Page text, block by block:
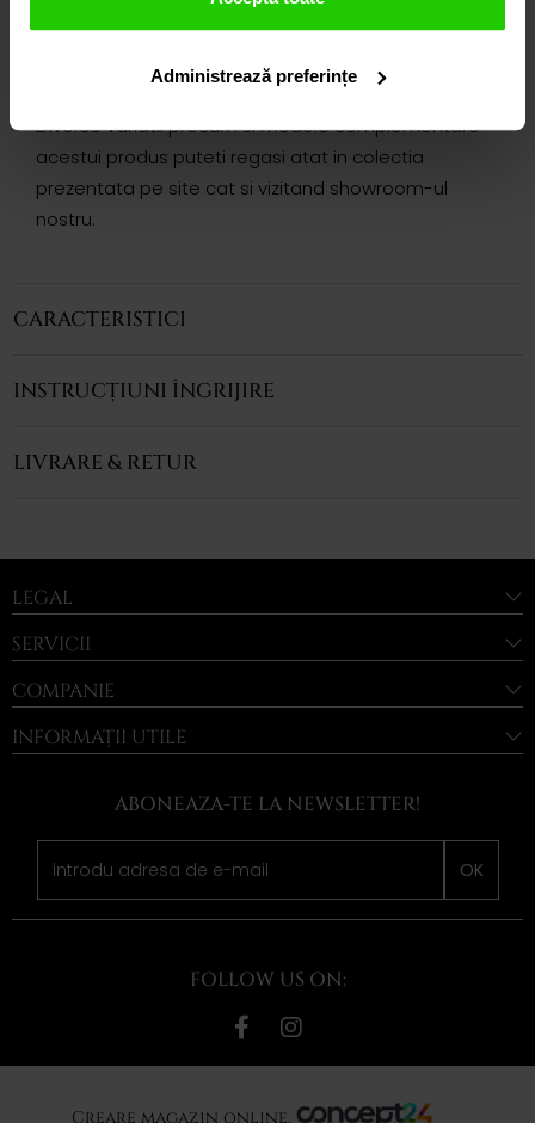
Administrează preferințe
montat in aur galben de 18k. Este o bijuterie simpla,
eleganta si in acelasi timp remarcabila.
Diverse variatii precum si modele complementare
acestui produs puteti regasi atat in colectia
prezentata pe site cat si vizitand showroom-ul
nostru.
CARACTERISTICI
INSTRUCȚIUNI ÎNGRIJIRE
LIVRARE & RETUR
LEGAL
SERVICII
COMPANIE
INFORMAȚII UTILE
ABONEAZA-TE LA NEWSLETTER!
OK
FOLLOW US ON:
Creare magazin online,